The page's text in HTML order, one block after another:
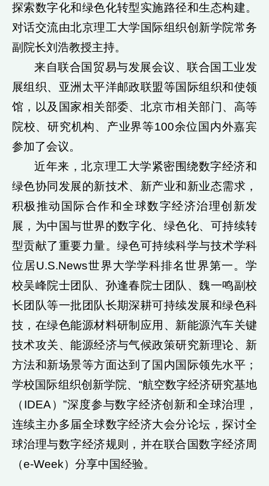
探索数字化和绿色化转型实施路径和生态构建。
对话交流由北京理工大学国际组织创新学院常务
副院长刘浩教授主持。
来自联合国贸易与发展会议、联合国工业发
展组织、亚洲太平洋邮政联盟等国际组织和使领
馆，以及国家相关部委、北京市相关部门、高等
院校、研究机构、产业界等100余位国内外嘉宾
参加了会议。
近年来，北京理工大学紧密围绕数字经济和
绿色协同发展的新技术、新产业和新业态需求，
积极推动国际合作和全球数字经济治理创新发
展，为中国与世界的数字化、绿色化、可持续转
型贡献了重要力量。绿色可持续科学与技术学科
位居U.S.News世界大学学科排名世界第一。学
校吴峰院士团队、孙逢春院士团队、魏一鸣副校
长团队等一批团队长期深耕可持续发展和绿色科
技，在绿色能源材料研制应用、新能源汽车关键
技术攻关、能源经济与气候政策研究新理论、新
方法和新场景等方面达到了国内国际领先水平；
学校国际组织创新学院、“航空数字经济研究基地
（IDEA）”深度参与数字经济创新和全球治理，
连续主办多届全球数字经济大会分论坛，探讨全
球治理与数字经济规则，并在联合国数字经济周
（e-Week）分享中国经验。